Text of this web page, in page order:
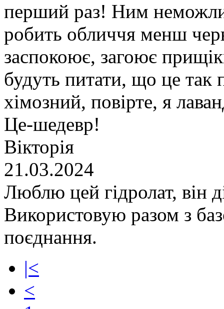
перший раз! Ним
робить обличчя менш
заспокоює, загоює
будуть питати, що це
хімозний, повірте, я
Це-шедевр!
Вікторія
21.03.2024
Люблю цей гідролат, він
Використовую разом з
поєднання.
|<
<